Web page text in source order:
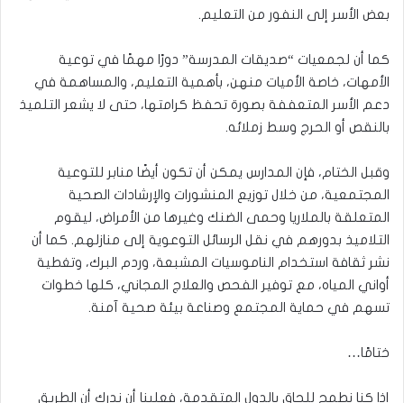
بعض الأسر إلى النفور من التعليم.
كما أن لجمعيات “صديقات المدرسة” دورًا مهمًا في توعية
الأمهات، خاصة الأميات منهن، بأهمية التعليم، والمساهمة في
دعم الأسر المتعففة بصورة تحفظ كرامتها، حتى لا يشعر التلميذ
بالنقص أو الحرج وسط زملائه.
وقبل الختام، فإن المدارس يمكن أن تكون أيضًا منابر للتوعية
المجتمعية، من خلال توزيع المنشورات والإرشادات الصحية
المتعلقة بالملاريا وحمى الضنك وغيرها من الأمراض، ليقوم
التلاميذ بدورهم في نقل الرسائل التوعوية إلى منازلهم. كما أن
نشر ثقافة استخدام الناموسيات المشبعة، وردم البرك، وتغطية
أواني المياه، مع توفير الفحص والعلاج المجاني، كلها خطوات
تسهم في حماية المجتمع وصناعة بيئة صحية آمنة.
ختامًا…
إذا كنا نطمح للحاق بالدول المتقدمة، فعلينا أن ندرك أن الطريق